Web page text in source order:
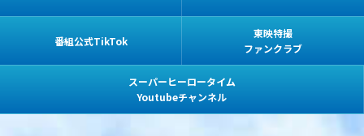
番組公式TikTok
東映特撮
ファンクラブ
スーパーヒーロータイム
Youtubeチャンネル